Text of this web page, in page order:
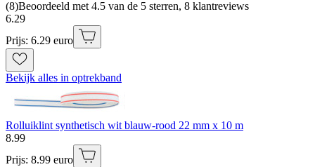
(8)Beoordeeld met 4.5 van de 5 sterren, 8 klantreviews
6.29
Prijs: 6.29 euro
Bekijk alles in optrekband
Rolluiklint synthetisch wit blauw-rood 22 mm x 10 m
8.99
Prijs: 8.99 euro